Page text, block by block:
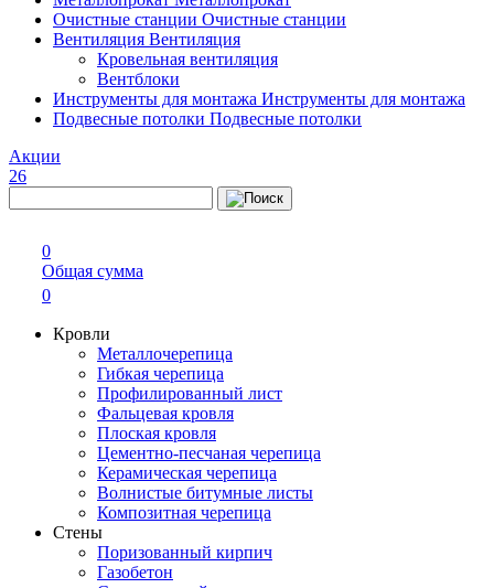
Очистные станции Очистные станции
Вентиляция Вентиляция
Кровельная вентиляция
Вентблоки
Инструменты для монтажа Инструменты для монтажа
Подвесные потолки Подвесные потолки
Акции
26
0
Общая сумма
0
Кровли
Металлочерепица
Гибкая черепица
Профилированный лист
Фальцевая кровля
Плоская кровля
Цементно-песчаная черепица
Керамическая черепица
Волнистые битумные листы
Композитная черепица
Стены
Поризованный кирпич
Газобетон